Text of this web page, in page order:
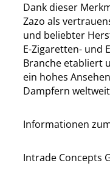
Dank dieser
Zazo als
und beliebter
E-Zigaretten- und
Branche etabliert
ein hohes
Dampfern
Informationen
Intrade Concepts